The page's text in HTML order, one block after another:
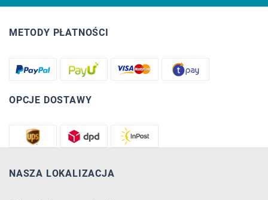
METODY PŁATNOŚCI
OPCJE DOSTAWY
NASZA LOKALIZACJA